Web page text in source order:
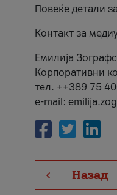
Повеќе детали
Контакт за
Емилија
Корпоративни
тел. ++389 75
e-mail:
Назад